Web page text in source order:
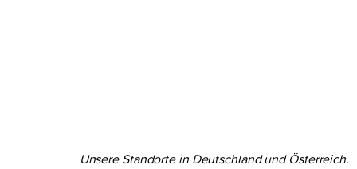
Unsere Standorte in Deutschland und Österreich.